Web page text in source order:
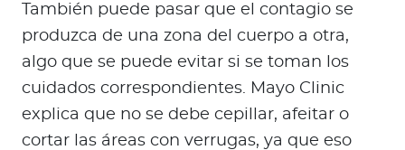
También puede pasar que el contagio se
produzca de una zona del cuerpo a otra,
algo que se puede evitar si se toman los
cuidados correspondientes. Mayo Clinic
explica que no se debe cepillar, afeitar o
cortar las áreas con verrugas, ya que eso